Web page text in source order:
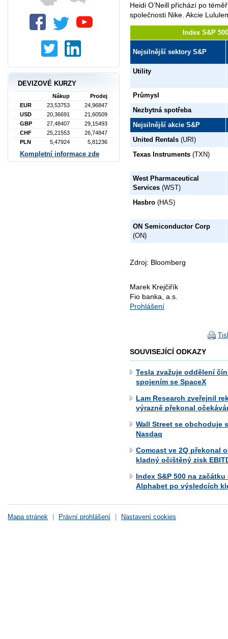
Heidi O’Neill přichází po
společnosti Nike. Akcie
Index S&P
Nejsilnější sektory S&P
Utility
Průmysl
Nezbytná spotřeba
Nejsilnější akcie S&P
United Rentals (URI)
Texas Instruments (TXN)
West Pharmaceutical
Services (WST)
Hasbro (HAS)
ON Semiconductor Corp
(ON)
Zdroj: Bloomberg
Marek Krejčiřík
Fio banka, a.s.
Prohlášení
SOUVISEJÍCÍ ODKAZY
Tesla zvažuje oddělení
spojením se SpaceX
Lam Research zveřejnil
výrazně překonal
Wall Street se obchoduje
Nasdaq
Comcast ve 2Q překonal
kladný očištěný zisk
Index S&P 500 na
Alphabet po výsledcích
DEVIZOVÉ KURZY
Nákup
Prodej
EUR
23,53753
24,96847
USD
20,36691
21,60509
GBP
27,48407
29,15493
CHF
25,21553
26,74847
PLN
5,47924 5,81236
Kompletní informace zde
Mapa stránek | Právní prohlášení | Nastavení cookies